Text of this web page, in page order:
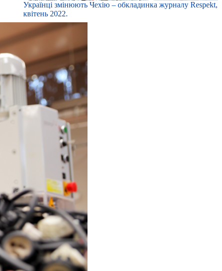
Українці змінюють Чехію – обкладинка журналу Respekt,
квітень 2022.